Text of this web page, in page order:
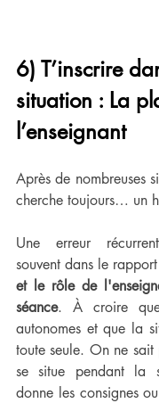
6) T’inscrire
situation : La
l’enseignant
Après de nombreuses
cherche toujours… un
Une erreur
souvent dans le
et le rôle de
séance. À croire
autonomes et que la
toute seule. On ne sait
se situe pendant la
donne les consignes